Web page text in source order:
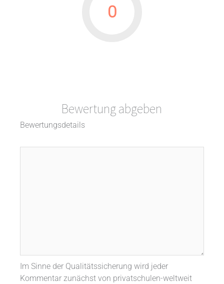
0
Bewertung abgeben
Bewertungsdetails
Im Sinne der Qualitätssicherung wird jeder
Kommentar zunächst von privatschulen-weltweit